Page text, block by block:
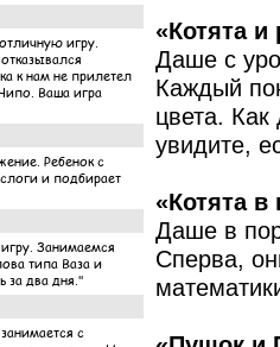
игру.
к нам не прилетел
Ваша игра
Ребенок с
и подбирает
Занимаемся
типа Ваза и
за два дня."
с
«Котята и
Даше с
Каждый
цвета.
увидите,
«Котята в
Даше в
Сперва,